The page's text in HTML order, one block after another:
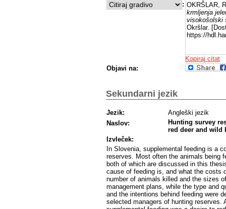
: OKRŠLAR,
krmljenja
visokošolski
Okršlar.
https://
Kopiraj citat
Objavi na:
Sekundarni jezik
Jezik:
Angleški jezik
Naslov:
Hunting survey
red deer and wild
Izvleček:
In Slovenia, supplemental feeding is a
reserves. Most often the animals being
both of which are discussed in this
cause of feeding is, and what the costs
number of animals killed and the sizes
management plans, while the type and
and the intentions behind feeding were
selected managers of hunting